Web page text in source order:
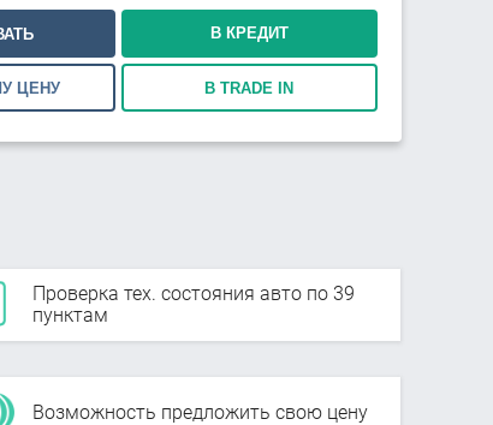
В КРЕДИТ
ЦЕНУ В TRADE IN
Проверка тех. состояния авто по 39
пунктам
Возможность предложить свою цену